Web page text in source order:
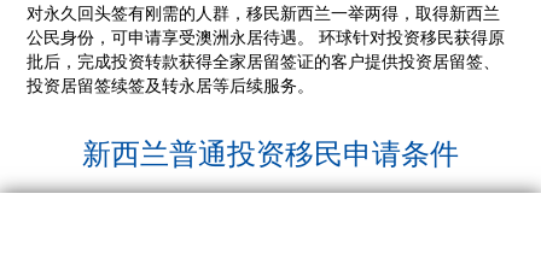
对永久回头签有刚需的人群，移民新西兰一举两得，取得新西兰
公民身份，可申请享受澳洲永居待遇。 环球针对投资移民获得原
批后，完成投资转款获得全家居留签证的客户提供投资居留签、
投资居留签续签及转永居等后续服务。
新西兰普通投资移民申请条件